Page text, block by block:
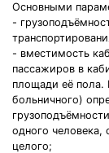
Основными
-
- вместимость
пассажиров в
площади её пола.
больничного)
одного человека,
целого;